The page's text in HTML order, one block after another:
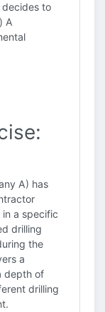
to
A
A) has
a specific
drilling
the
a
depth of
drilling